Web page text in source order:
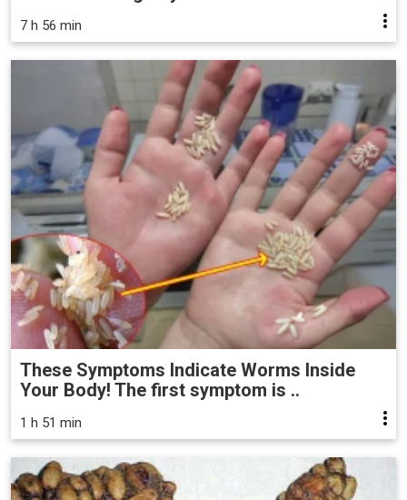
7 h 56 min
These Symptoms Indicate Worms Inside
Your Body! The first symptom is ..
1 h 51 min